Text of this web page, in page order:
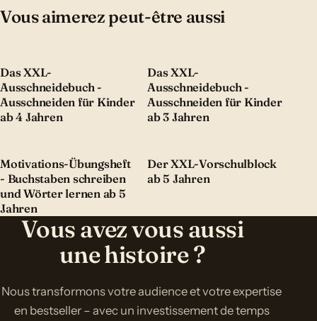
Vous aimerez peut-être aussi
Das XXL-
Ausschneidebuch -
Ausschneiden für Kinder
ab 4 Jahren
Das XXL-
Ausschneidebuch -
Ausschneiden für Kinder
ab 3 Jahren
Motivations-Übungsheft
- Buchstaben schreiben
und Wörter lernen ab 5
Jahren
Der XXL-Vorschulblock
ab 5 Jahren
Vous avez vous aussi
une histoire ?
Nous transformons votre audience et votre expertise
en bestseller – avec un investissement de temps